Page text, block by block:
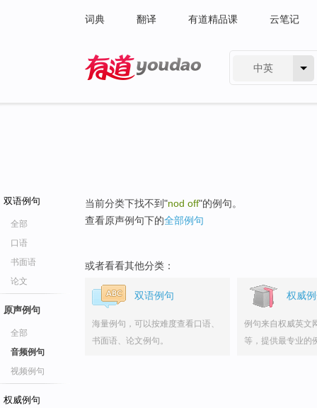
词典 翻译 有道精品课 云笔记
中英
双语例句
全部
口语
书面语
论文
原声例句
全部
音频例句
视频例句
权威例句
当前分类下找不到"nod off"的例句。
查看原声例句下的全部例句
或者看看其他分类：
双语例句
海量例句，可以按难度查看口语、
书面语、论文例句。
权威
例句来自权威英文
等，提供最专业的